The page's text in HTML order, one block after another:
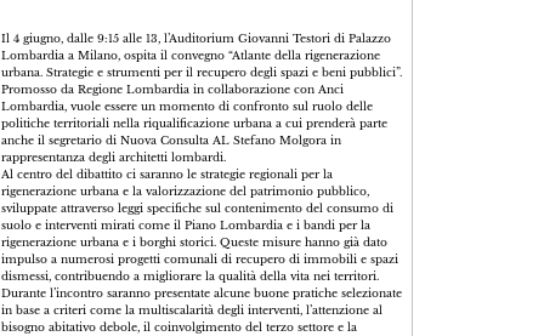
Il 4 giugno, dalle 9:15 alle 13, l’Auditorium Giovanni Testori di Palazzo
Lombardia a Milano, ospita il convegno “Atlante della rigenerazione
urbana. Strategie e strumenti per il recupero degli spazi e beni pubblici”.
Promosso da Regione Lombardia in collaborazione con Anci
Lombardia, vuole essere un momento di confronto sul ruolo delle
politiche territoriali nella riqualificazione urbana a cui prenderà parte
anche il segretario di Nuova Consulta AL Stefano Molgora in
rappresentanza degli architetti lombardi.
Al centro del dibattito ci saranno le strategie regionali per la
rigenerazione urbana e la valorizzazione del patrimonio pubblico,
sviluppate attraverso leggi specifiche sul contenimento del consumo di
suolo e interventi mirati come il Piano Lombardia e i bandi per la
rigenerazione urbana e i borghi storici. Queste misure hanno già dato
impulso a numerosi progetti comunali di recupero di immobili e spazi
dismessi, contribuendo a migliorare la qualità della vita nei territori.
Durante l’incontro saranno presentate alcune buone pratiche selezionate
in base a criteri come la multiscalarità degli interventi, l’attenzione al
bisogno abitativo debole, il coinvolgimento del terzo settore e la